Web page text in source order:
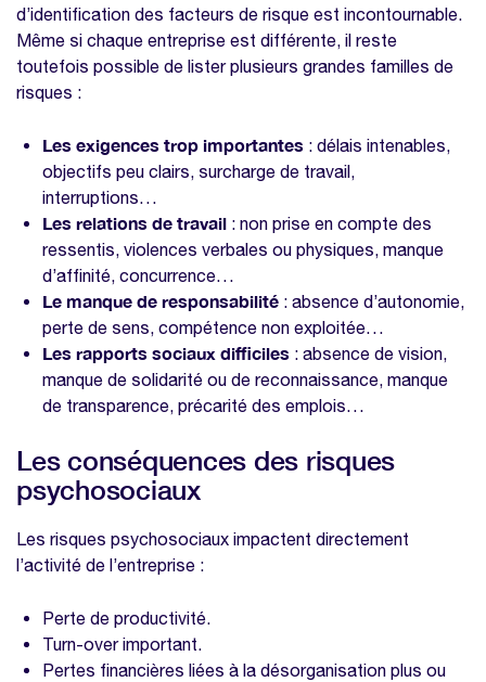
d’identification des facteurs de risque est incontournable.
Même si chaque entreprise est différente, il reste
toutefois possible de lister plusieurs grandes familles de
risques :
Les exigences trop importantes : délais intenables,
objectifs peu clairs, surcharge de travail,
interruptions…
Les relations de travail : non prise en compte des
ressentis, violences verbales ou physiques, manque
d’affinité, concurrence…
Le manque de responsabilité : absence d’autonomie,
perte de sens, compétence non exploitée…
Les rapports sociaux difficiles : absence de vision,
manque de solidarité ou de reconnaissance, manque
de transparence, précarité des emplois…
Les conséquences des risques
psychosociaux
Les risques psychosociaux impactent directement
l’activité de l’entreprise :
Perte de productivité.
Turn-over important.
Pertes financières liées à la désorganisation plus ou